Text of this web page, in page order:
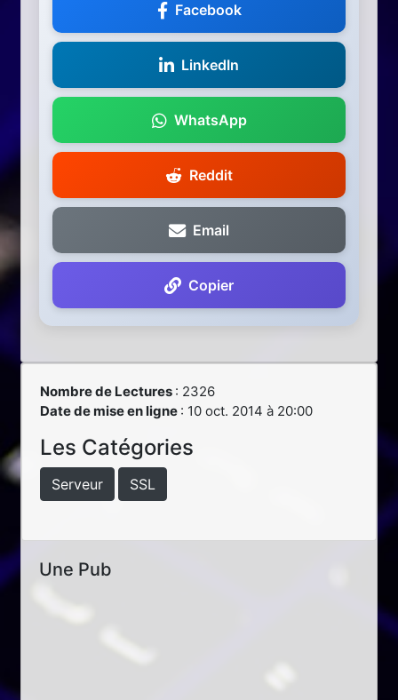
Facebook
LinkedIn
WhatsApp
Reddit
Email
Copier
Nombre de Lectures : 2326
Date de mise en ligne : 10 oct. 2014 à 20:00
Les Catégories
Serveur SSL
Une Pub